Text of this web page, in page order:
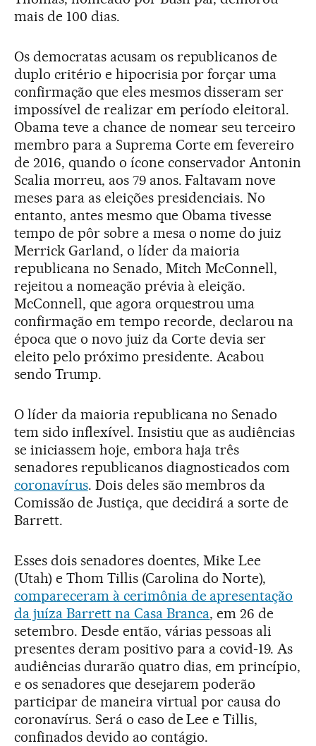
mais de 100 dias.
Os democratas acusam os republicanos de
duplo critério e hipocrisia por forçar uma
confirmação que eles mesmos disseram ser
impossível de realizar em período eleitoral.
Obama teve a chance de nomear seu terceiro
membro para a Suprema Corte em fevereiro
de 2016, quando o ícone conservador Antonin
Scalia morreu, aos 79 anos. Faltavam nove
meses para as eleições presidenciais. No
entanto, antes mesmo que Obama tivesse
tempo de pôr sobre a mesa o nome do juiz
Merrick Garland, o líder da maioria
republicana no Senado, Mitch McConnell,
rejeitou a nomeação prévia à eleição.
McConnell, que agora orquestrou uma
confirmação em tempo recorde, declarou na
época que o novo juiz da Corte devia ser
eleito pelo próximo presidente. Acabou
sendo Trump.
O líder da maioria republicana no Senado
tem sido inflexível. Insistiu que as audiências
se iniciassem hoje, embora haja três
senadores republicanos diagnosticados com
coronavírus. Dois deles são membros da
Comissão de Justiça, que decidirá a sorte de
Barrett.
Esses dois senadores doentes, Mike Lee
(Utah) e Thom Tillis (Carolina do Norte),
compareceram à cerimônia de apresentação
da juíza Barrett na Casa Branca, em 26 de
setembro. Desde então, várias pessoas ali
presentes deram positivo para a covid-19. As
audiências durarão quatro dias, em princípio,
e os senadores que desejarem poderão
participar de maneira virtual por causa do
coronavírus. Será o caso de Lee e Tillis,
confinados devido ao contágio.